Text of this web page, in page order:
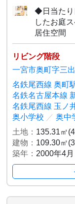
◆日当たり
したお庭
居住空間
リビング階段
一宮市奥町字三出
名鉄尾西線 奥町
名鉄名古屋本線
名鉄尾西線 玉ノ
奥小学校 ／ 奥中
土地： 135.31㎡
建物： 109.30㎡
築年： 2000年4月